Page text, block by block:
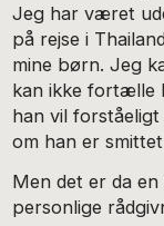
Jeg har været
på rejse i
mine børn. Jeg
kan ikke fortælle
han vil
om han er
Men det er da
personlige